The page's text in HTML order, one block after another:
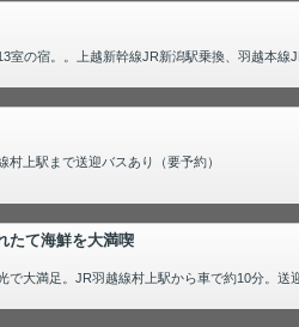
室の宿。。上越新幹線JR新潟駅乗換、羽越本線
上駅まで送迎バスあり（要予約）
たて海鮮を大満喫
大満足。JR羽越線村上駅から車で約10分。送